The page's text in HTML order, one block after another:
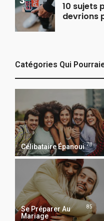
10 sujets
devrions
Catégories Qui
Célibataire Épanoui 78
Se Préparer Au
Mariage
85